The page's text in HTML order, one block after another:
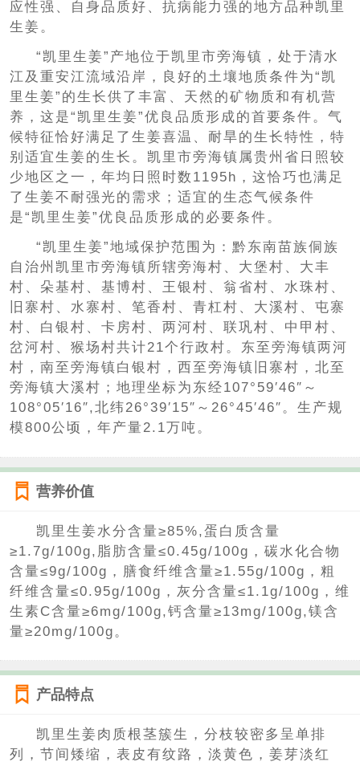
应性强、自身品质好、抗病能力强的地方品种凯里
生姜。
“凯里生姜”产地位于凯里市旁海镇，处于清水
江及重安江流域沿岸，良好的土壤地质条件为“凯
里生姜”的生长供了丰富、天然的矿物质和有机营
养，这是“凯里生姜”优良品质形成的首要条件。气
候特征恰好满足了生姜喜温、耐旱的生长特性，特
别适宜生姜的生长。凯里市旁海镇属贵州省日照较
少地区之一，年均日照时数1195h，这恰巧也满足
了生姜不耐强光的需求；适宜的生态气候条件
是“凯里生姜”优良品质形成的必要条件。
“凯里生姜”地域保护范围为：黔东南苗族侗族
自治州凯里市旁海镇所辖旁海村、大堡村、大丰
村、朵基村、基博村、王银村、翁省村、水珠村、
旧寨村、水寨村、笔香村、青杠村、大溪村、屯寨
村、白银村、卡房村、两河村、联巩村、中甲村、
岔河村、猴场村共计21个行政村。东至旁海镇两河
村，南至旁海镇白银村，西至旁海镇旧寨村，北至
旁海镇大溪村；地理坐标为东经107°59′46″～
108°05′16″,北纬26°39′15″～26°45′46″。生产规
模800公顷，年产量2.1万吨。
营养价值
凯里生姜水分含量≥85%,蛋白质含量
≥1.7g/100g,脂肪含量≤0.45g/100g，碳水化合物
含量≤9g/100g，膳食纤维含量≥1.55g/100g，粗
纤维含量≤0.95g/100g，灰分含量≤1.1g/100g，维
生素C含量≥6mg/100g,钙含量≥13mg/100g,镁含
量≥20mg/100g。
产品特点
凯里生姜肉质根茎簇生，分枝较密多呈单排
列，节间矮缩，表皮有纹路，淡黄色，姜芽淡红